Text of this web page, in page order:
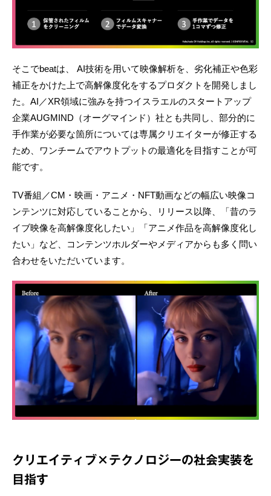
そこでbeatは、 AI技術を用いて映像解析を、劣化補正や色彩
補正をかけた上で高解像度化をするプロダクトを開発しまし
た。AI／XR領域に強みを持つイスラエルのスタートアップ
企業AUGMIND（オーグマインド）社とも共同し、部分的に
手作業が必要な箇所については専属クリエイターが修正する
ため、ワンチームでアウトプットの最適化を目指すことが可
能です。
TV番組／CM・映画・アニメ・NFT動画などの幅広い映像コ
ンテンツに対応していることから、リリース以降、「昔のラ
イブ映像を高解像度化したい」「アニメ作品を高解像度化し
たい」など、コンテンツホルダーやメディアからも多く問い
合わせをいただいています。
クリエイティブ×テクノロジーの社会実装を
目指す